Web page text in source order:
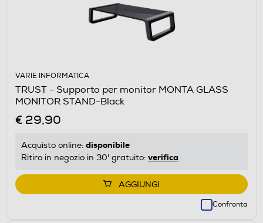
VARIE INFORMATICA
TRUST - Supporto per monitor MONTA GLASS
MONITOR STAND-Black
€ 29,90
Acquisto online: disponibile
Ritiro in negozio in 30' gratuito: verifica
AGGIUNGI
Confronta